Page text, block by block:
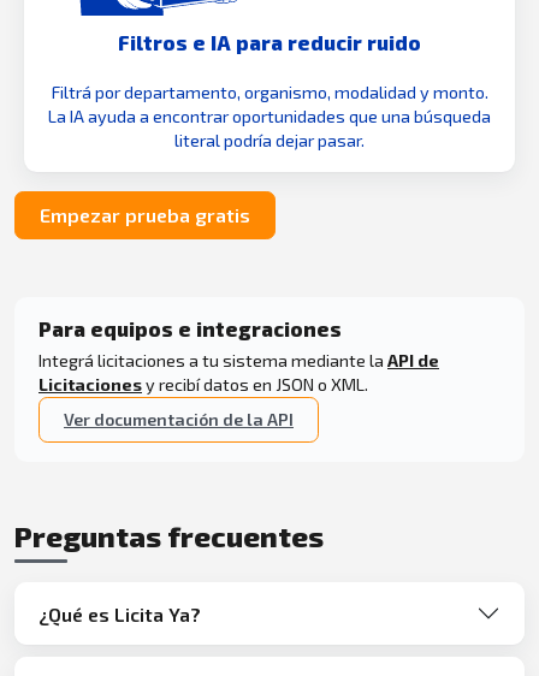
Filtros e IA para reducir ruido
Filtrá por departamento, organismo, modalidad y monto.
La IA ayuda a encontrar oportunidades que una búsqueda
literal podría dejar pasar.
Empezar prueba gratis
Para equipos e integraciones
Integrá licitaciones a tu sistema mediante la API de
Licitacionesy recibí datos en JSON o XML.
Ver documentación de la API
Preguntas frecuentes
¿Qué es Licita Ya?